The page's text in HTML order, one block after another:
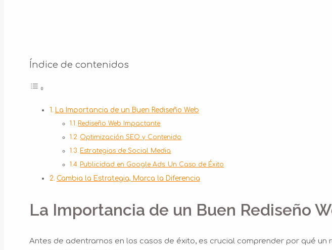
Índice de contenidos
La Importancia de un Buen Rediseño Web
Rediseño Web Impactante
Optimización SEO y Contenido
Estrategias de Social Media
Publicidad en Google Ads: Un Caso de Éxito
Cambia la Estrategia, Marca la Diferencia
La Importancia de un Buen Rediseño
Antes de adentrarnos en los casos de éxito, es crucial comprender por qué un